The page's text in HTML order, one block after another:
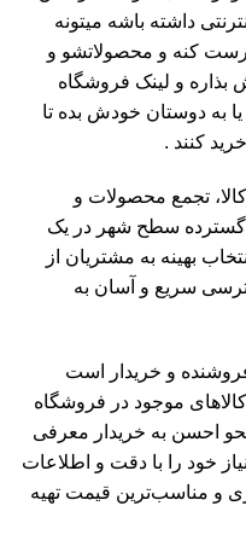
داشته باشه میتونه
کنه و محصولاتشو و
و لینک فروشگاه
به دوستان خودش بده تا
کنند .
تجمع محصولات و
گسترده سطح شهر در یک
بهینه به مشتریان از
سریع و آسان به
و خریدار است
موجود در فروشگاه
احسن به خریدار معرفی
خود را با دقت و اطلاعات
و مناسب‌ترین قیمت تهیه